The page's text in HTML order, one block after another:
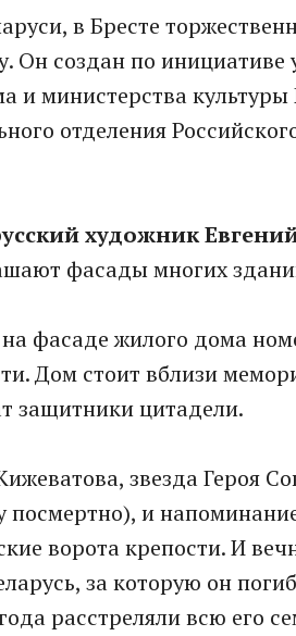
в Бресте
создан по инициативе
и министерства
отделения
художник
фасады многих
фасаде жилого дома
Дом стоит вблизи
защитники цитадели.
звезда Героя
посмертно), и
ворота крепости. И
за которую он
расстреляли всю его